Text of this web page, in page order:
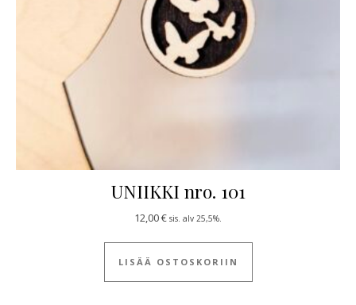
UNIIKKI nro. 101
12,00€ sis. alv 25,5%.
LISÄÄ OSTOSKORIIN